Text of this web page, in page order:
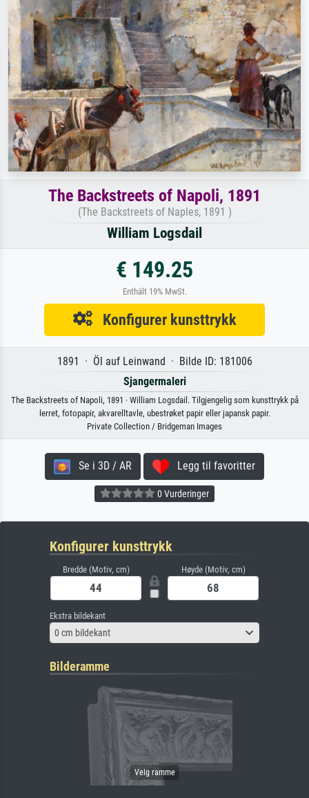
The Backstreets of Napoli, 1891
(The Backstreets of Naples, 1891 )
William Logsdail
€ 149.25
Enthält 19% MwSt.
Konfigurer kunsttrykk
1891 · Öl auf Leinwand · Bilde ID: 181006
Sjangermaleri
The Backstreets of Napoli, 1891 · William Logsdail. Tilgjengelig som kunsttrykk på
lerret, fotopapir, akvarelltavle, ubestrøket papir eller japansk papir.
Private Collection / Bridgeman Images
Se i 3D / AR Legg til favoritter
0 Vurderinger
Konfigurer kunsttrykk
Bredde (Motiv, cm) Høyde (Motiv, cm)
Ekstra bildekant
0 cm bildekant
Bilderamme